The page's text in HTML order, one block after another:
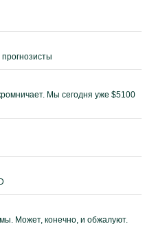
Мы сегодня уже $5100
Может, конечно, и обжалуют.